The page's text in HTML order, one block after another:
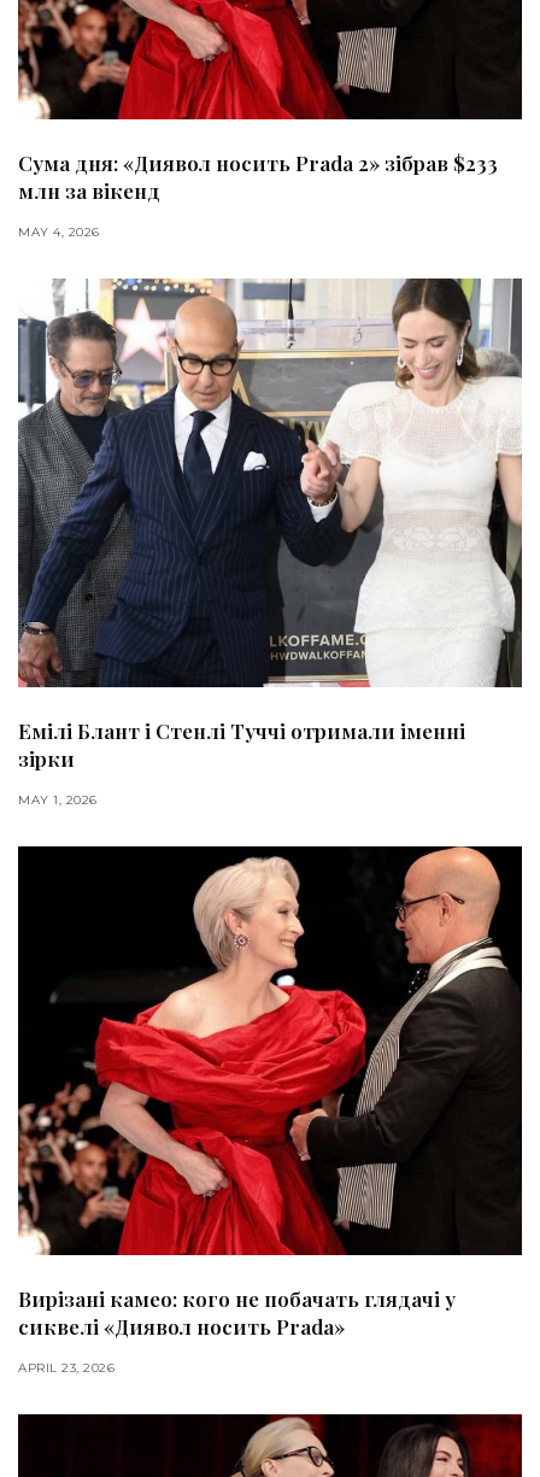
Сума дня: «Диявол носить Prada 2» зібрав $233
млн за вікенд
MAY 4, 2026
Емілі Блант і Стенлі Туччі отримали іменні
зірки
MAY 1, 2026
Вирізані камео: кого не побачать глядачі у
сиквелі «Диявол носить Prada»
APRIL 23, 2026